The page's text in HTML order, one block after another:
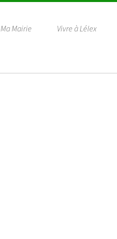
Ma Mairie Vivre à Lélex